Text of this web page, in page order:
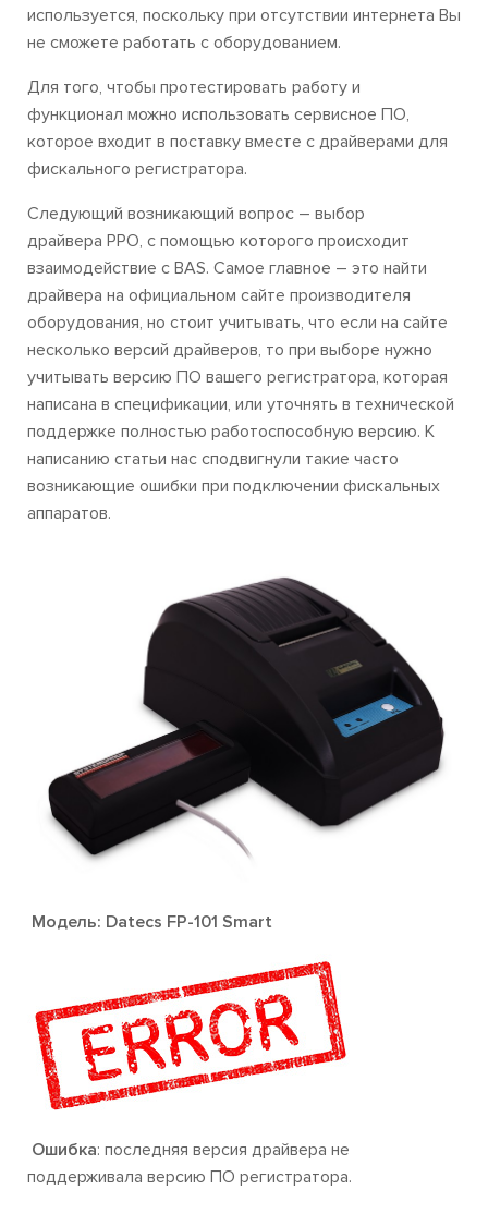
используется, поскольку при отсутствии интернета Вы
не сможете работать с оборудованием.
Для того, чтобы протестировать работу и
функционал можно использовать сервисное ПО,
которое входит в поставку вместе с драйверами для
фискального регистратора.
Следующий возникающий вопрос – выбор
драйвера РРО, с помощью которого происходит
взаимодействие с BAS. Самое главное – это найти
драйвера на официальном сайте производителя
оборудования, но стоит учитывать, что если на сайте
несколько версий драйверов, то при выборе нужно
учитывать версию ПО вашего регистратора, которая
написана в спецификации, или уточнять в технической
поддержке полностью работоспособную версию. К
написанию статьи нас сподвигнули такие часто
возникающие ошибки при подключении фискальных
аппаратов.
Модель: Datecs FP-101 Smart
Ошибка: последняя версия драйвера не
поддерживала версию ПО регистратора.